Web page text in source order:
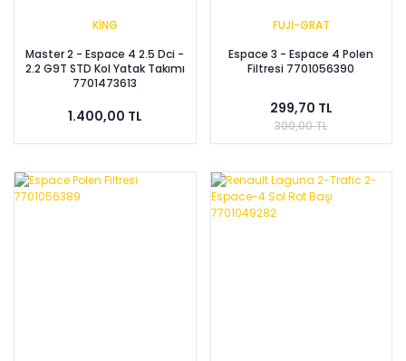
KİNG
Master 2 - Espace 4 2.5 Dci -
2.2 G9T STD Kol Yatak Takımı
7701473613
1.400,00 TL
FUJİ-GRAT
Espace 3 - Espace 4 Polen
Filtresi 7701056390
299,70 TL
300,00 TL